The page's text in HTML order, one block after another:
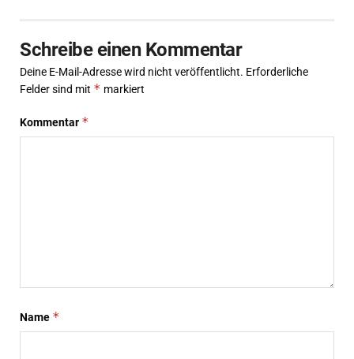
Schreibe einen Kommentar
Deine E-Mail-Adresse wird nicht veröffentlicht. Erforderliche
Felder sind mit * markiert
Kommentar *
Name *